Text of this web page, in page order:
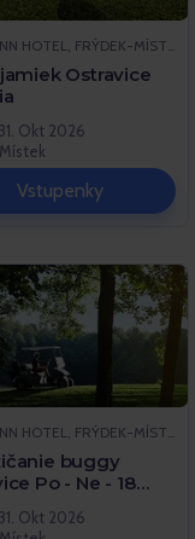
Ostravice
Okt 2026
Vstupenky
GREEN INN HOTEL, FRÝDEK-MÍSTEK
buggy
Po - Ne - 18
Okt 2026